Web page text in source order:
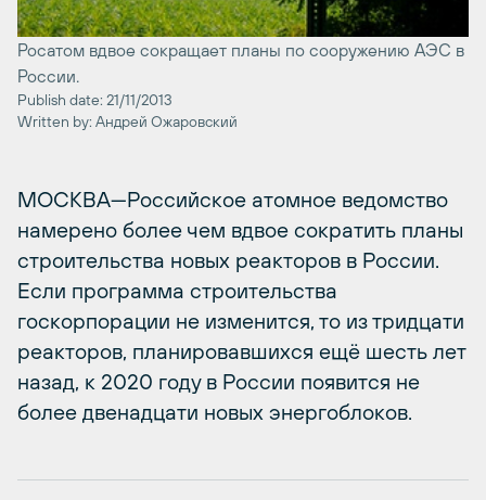
Росатом вдвое сокращает планы по сооружению АЭС в
России.
Publish date: 21/11/2013
Written by: Андрей Ожаровский
МОСКВА—Российское атомное ведомство
намерено более чем вдвое сократить планы
строительства новых реакторов в России.
Если программа строительства
госкорпорации не изменится, то из тридцати
реакторов, планировавшихся ещё шесть лет
назад, к 2020 году в России появится не
более двенадцати новых энергоблоков.